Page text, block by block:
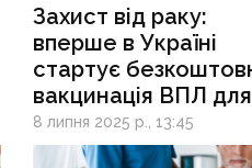
Захист від раку:
вперше в Україні
стартує
вакцинація ВПЛ для
підлітків
8 липня 2025 р., 13:45